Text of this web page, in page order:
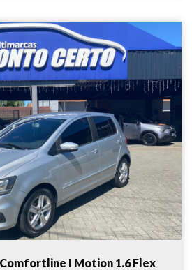
I Motion 1.6 Flex